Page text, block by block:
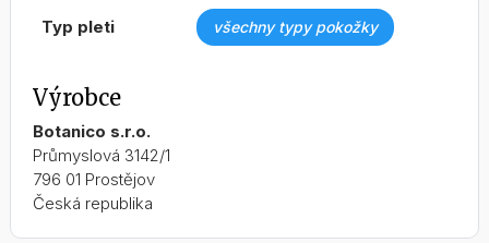
typ pleti všechny typy pokožky
Výrobce
Botanico s.r.o.
Průmyslová 3142/1
796 01 Prostějov
Česká republika